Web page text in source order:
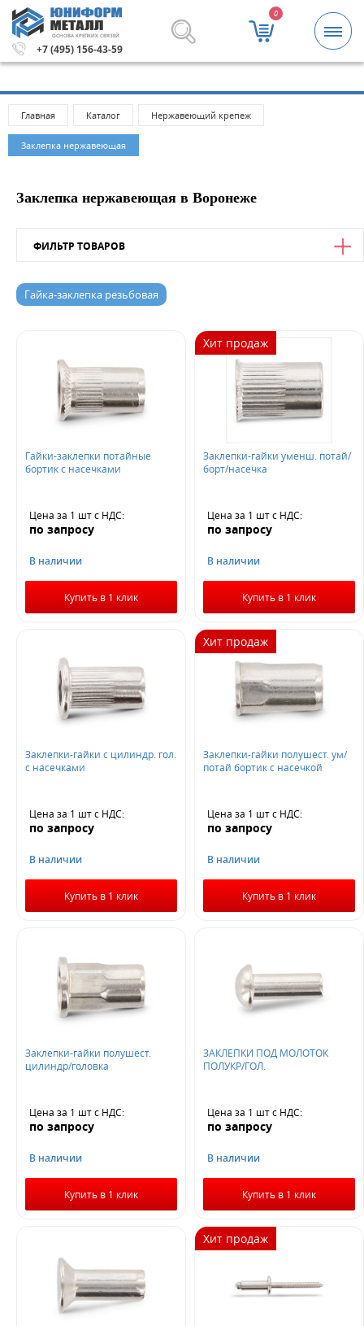
ОСНОВА КРЕПКИХ СВЯЗЕЙ
+7 (495) 156-43-59
0
5000 рублей.Метизы и крепежные изделия оптом.
Главная Каталог Нержавеющий крепеж
Заклепка нержавеющая
Заклепка нержавеющая в Воронеже
ФИЛЬТР ТОВАРОВ
Новинка
Да
10%
20%
Оставьте заявку - мы найдем то, что вам нужно
Жду звонка
Гайка-заклепка резьбовая
Гайки-заклепки потайные
бортик с насечками
Цена за 1 штс НДС:
по запросу
В наличии
Купить в 1 клик
Хит продаж
Заклепки-гайки уменш. потай/
борт/насечка
Цена за 1 штс НДС:
по запросу
В наличии
Купить в 1 клик
Заклепки-гайки с цилиндр. гол.
с насечками
Цена за 1 штс НДС:
по запросу
В наличии
Купить в 1 клик
Хит продаж
Заклепки-гайки полушест. ум/
потай бортик с насечкой
Цена за 1 штс НДС:
по запросу
В наличии
Купить в 1 клик
Заклепки-гайки полушест.
цилиндр/головка
Цена за 1 штс НДС:
по запросу
В наличии
Купить в 1 клик
ЗАКЛЕПКИ ПОД МОЛОТОК
ПОЛУКР/ГОЛ.
Цена за 1 штс НДС:
по запросу
В наличии
Купить в 1 клик
Хит продаж